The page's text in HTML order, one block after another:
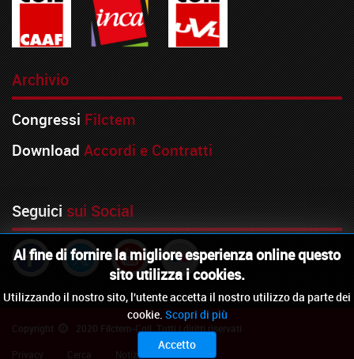
Al fine di fornire la migliore esperienza online questo
sito utilizza i cookies.
Utilizzando il nostro sito, l'utente accetta il nostro utilizzo da parte dei
cookie. Scopri di più
Accetto
Archivio
Congressi Filctem
Download Accordi e Contratti
Seguicisui Social
Copyright 2020 Filctem-Cgil. Tutti i diritti riservati
Privacy Cerca Notiziario